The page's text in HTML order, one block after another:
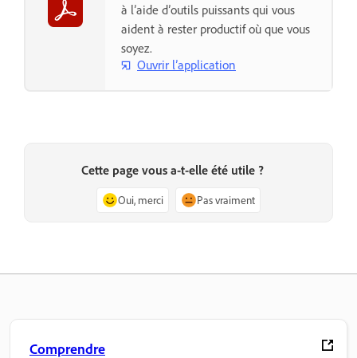
à l’aide d’outils puissants qui vous
aident à rester productif où que vous
soyez.
Ouvrir l’application
Cette page vous a-t-elle été utile ?
Oui, merci Pas vraiment
Comprendre